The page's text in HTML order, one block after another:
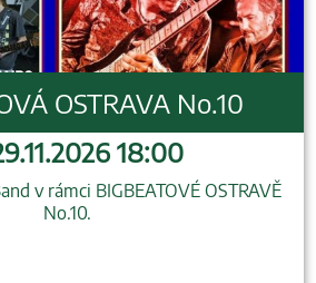
OSTRAVA No.10
18:00
v rámci BIGBEATOVÉ OSTRAVĚ
No.10.